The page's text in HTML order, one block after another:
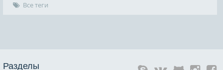
Все теги
Разделы